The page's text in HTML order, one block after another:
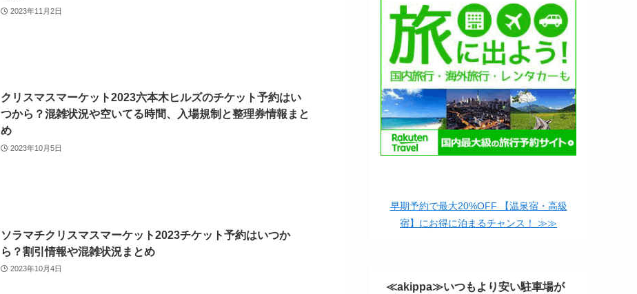
2023年11月2日
クリスマスマーケット2023六本木ヒルズのチケット予約はい
つから？混雑状況や空いてる時間、入場規制と整理券情報まと
め
2023年10月5日
ソラマチクリスマスマーケット2023チケット予約はいつか
ら？割引情報や混雑状況まとめ
2023年10月4日
早期予約で最大20%OFF 【温泉宿・高級
宿】にお得に泊まるチャンス！ ≫≫
≪akippa≫いつもより安い駐車場が